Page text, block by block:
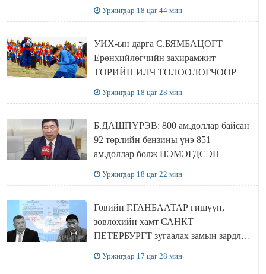
Уржигдар 18 цаг 44 мин
УИХ-ын дарга С.БЯМБАЦОГТ
Ерөнхийлөгчийн захирамжит
ТӨРИЙН ИЛЧ ТӨЛӨӨЛӨГЧӨӨР
Уржигдар 18 цаг 28 мин
Б.ДАШПҮРЭВ: 800 ам.доллар байсан
92 төрлийн бензины үнэ 851
ам.доллар болж НЭМЭГДСЭН
Уржигдар 18 цаг 22 мин
Говийн Г.ГАНБААТАР гишүүн,
зөвлөхийн хамт САНКТ
ПЕТЕРБУРГТ зугаалах замын зардлаа
Уржигдар 17 цаг 28 мин